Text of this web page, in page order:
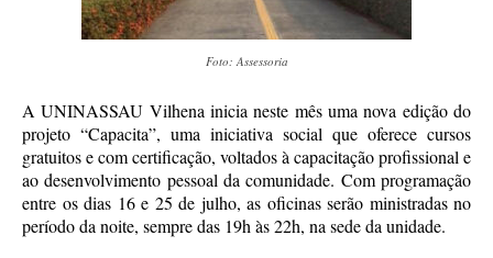
Foto: Assessoria
A UNINASSAU Vilhena inicia neste mês uma nova edição do
projeto “Capacita”, uma iniciativa social que oferece cursos
gratuitos e com certificação, voltados à capacitação profissional e
ao desenvolvimento pessoal da comunidade. Com programação
entre os dias 16 e 25 de julho, as oficinas serão ministradas no
período da noite, sempre das 19h às 22h, na sede da unidade.